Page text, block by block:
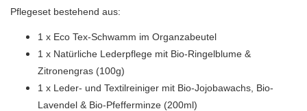
Pflegeset bestehend aus:
1 x Eco Tex-Schwamm im Organzabeutel
1 x Natürliche Lederpflege mit Bio-Ringelblume &
Zitronengras (100g)
1 x Leder- und Textilreiniger mit Bio-Jojobawachs, Bio-
Lavendel & Bio-Pfefferminze (200ml)